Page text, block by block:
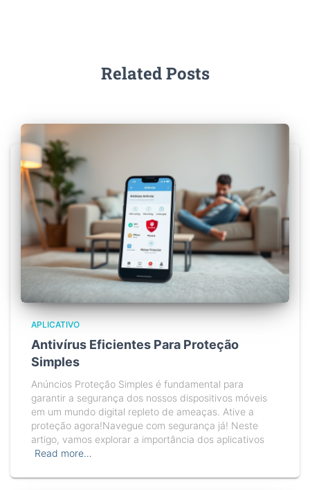
Related Posts
APLICATIVO
Antivírus Eficientes Para Proteção
Simples
Anúncios Proteção Simples é fundamental para
garantir a segurança dos nossos dispositivos móveis
em um mundo digital repleto de ameaças. Ative a
proteção agora!Navegue com segurança já! Neste
artigo, vamos explorar a importância dos aplicativos
Read more…